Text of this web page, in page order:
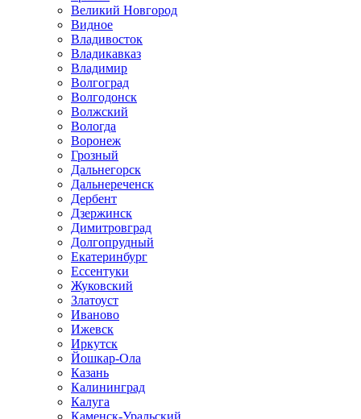
Великий Новгород
Видное
Владивосток
Владикавказ
Владимир
Волгоград
Волгодонск
Волжский
Вологда
Воронеж
Грозный
Дальнегорск
Дальнереченск
Дербент
Дзержинск
Димитровград
Долгопрудный
Екатеринбург
Ессентуки
Жуковский
Златоуст
Иваново
Ижевск
Иркутск
Йошкар-Ола
Казань
Калининград
Калуга
Каменск-Уральский